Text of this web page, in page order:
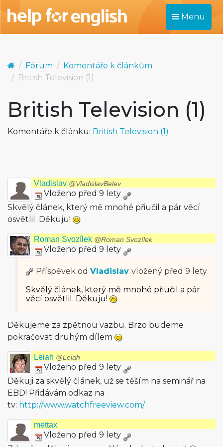
Menu
Fórum
Komentáře k článkům
British Television (1)
British Television (1)
Komentáře k článku: British Television (1)
Vladislav @VladislavBelev
Vloženo před 9 lety
Skvělý článek, který mě mnohé přiučil a pár věcí
osvětlil. Děkuju!
Roman Svozílek @Roman Svozílek
Vloženo před 9 lety
Příspěvek od Vladislav vložený před 9 lety
Skvělý článek, který mě mnohé přiučil a pár
věcí osvětlil. Děkuju!
Děkujeme za zpětnou vazbu. Brzo budeme
pokračovat druhým dílem
Leiah @Leiah
Vloženo před 9 lety
Děkuji za skvělý článek, už se těším na seminář na
EBD! Přidávám odkaz na
tv: http://www.watchfreeview.com/
mettax
Vloženo před 9 lety